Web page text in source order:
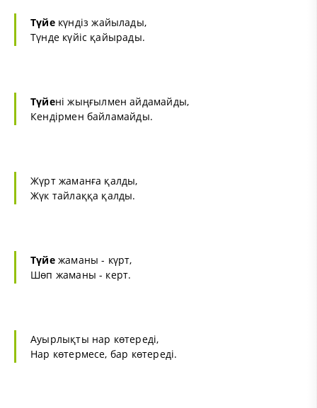
Түйекүндіз жайылады,
Түнде күйіс қайырады.
Түйені жыңғылмен айдамайды,
Кендірмен байламайды.
Жүрт жаманға қалды,
Жүк тайлаққа қалды.
Түйежаманы - күрт,
Шөп жаманы - керт.
Ауырлықты нар көтереді,
Нар көтермесе, бар көтереді.